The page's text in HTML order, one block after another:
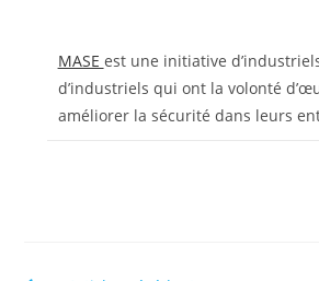
MASE est une initiative
d’industriels qui ont la volonté
améliorer la sécurité dans leurs